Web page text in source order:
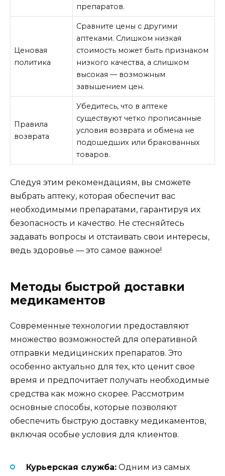
препаратов.
Ценовая
политика
Сравните цены с другими
аптеками. Слишком низкая
стоимость может быть признаком
низкого качества, а слишком
высокая — возможным
завышением цен.
Правила
возврата
Убедитесь, что в аптеке
существуют четко прописанные
условия возврата и обмена не
подошедших или бракованных
товаров.
Следуя этим рекомендациям, вы сможете
выбрать аптеку, которая обеспечит вас
необходимыми препаратами, гарантируя их
безопасность и качество. Не стесняйтесь
задавать вопросы и отстаивать свои интересы,
ведь здоровье — это самое важное!
Методы быстрой доставки
медикаментов
Современные технологии предоставляют
множество возможностей для оперативной
отправки медицинских препаратов. Это
особенно актуально для тех, кто ценит свое
время и предпочитает получать необходимые
средства как можно скорее. Рассмотрим
основные способы, которые позволяют
обеспечить быструю доставку медикаментов,
включая особые условия для клиентов.
Курьерская служба: Одним из самых